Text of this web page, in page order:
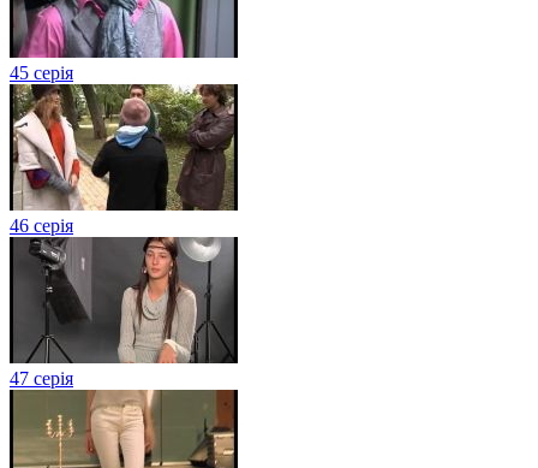
45 серія
46 серія
47 серія